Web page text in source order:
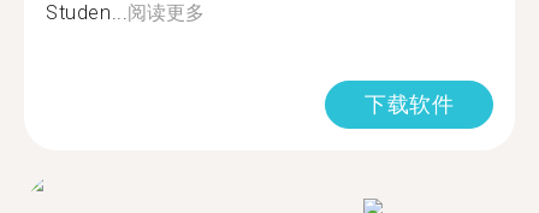
Studen...阅读更多
下载软件